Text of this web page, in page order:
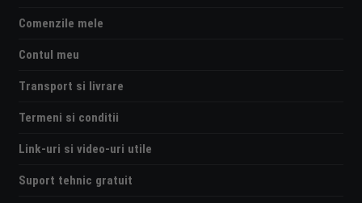
Comenzile mele
Contul meu
Transport si livrare
Termeni si conditii
Link-uri si video-uri utile
Suport tehnic gratuit